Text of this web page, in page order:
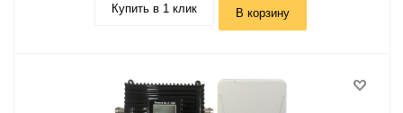
Купить в 1 клик В корзину